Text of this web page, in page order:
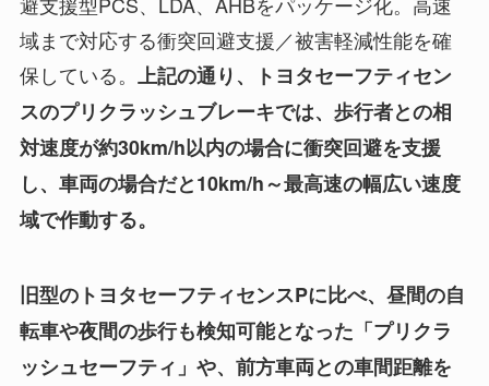
域まで対応する衝突回避支援／被害軽減性能を確
保している。 上記の通り、トヨタセーフティセン
スのプリクラッシュブレーキでは、歩行者との相
対速度が約30km/h以内の場合に衝突回避を支援
し、車両の場合だと10km/h～最高速の幅広い速度
域で作動する。
旧型のトヨタセーフティセンスPに比べ、昼間の自
転車や夜間の歩行も検知可能となった「プリクラ
ッシュセーフティ」や、前方車両との車間距離を